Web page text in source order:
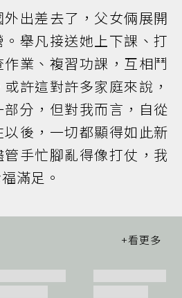
出差去了，父女倆展開
舉凡接送她上下課、打
業、複習功課，互相鬥
許這對許多家庭來說，
分，但對我而言，自從
後，一切都顯得如此新
手忙腳亂得像打仗，我
滿足。